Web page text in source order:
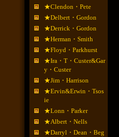
★Clendon・Pete
★Delbert・Gordon
★Derrick・Gordon
★Herman・Smith
★Floyd・Parkhurst
★Ira・T・Custer&Gar
y・Custer
★Jim・Harrison
★Ervin&Erwin・Tsos
ie
★Lonn・Parker
★Albert・Nells
★Darryl・Dean・Beg